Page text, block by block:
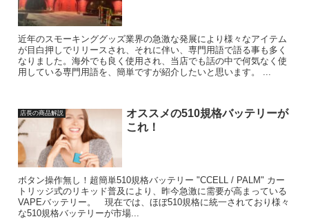
近年のスモーキンググッズ業界の急激な発展により様々なアイテム
が目白押しでリリースされ、それに伴い、専門用語で語る事も多く
なりました。海外でも良く使用され、当店でも話の中で何気なく使
用している専門用語を、簡単ですが紹介したいと思います。 ...
店長の商品解説
オススメの510規格バッテリーが
これ！
ボタン操作無し！超簡単510規格バッテリー "CCELL / PALM" カー
トリッジ式のリキッド普及により、昨今急激に需要が高まっている
VAPEバッテリー。 現在では、ほぼ510規格に統一されており様々
な510規格バッテリーが市場...